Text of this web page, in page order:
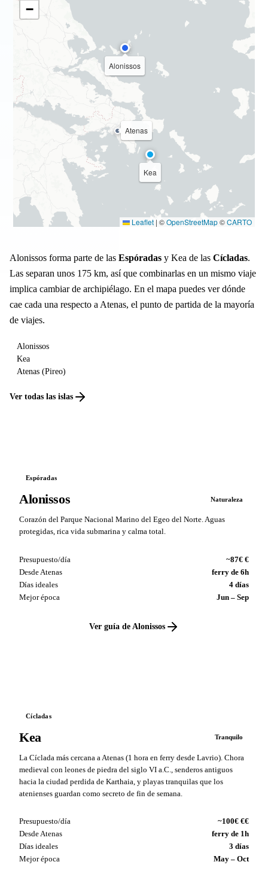
Alonissos
Kea
Atenas
−
Leaflet | ©OpenStreetMap©CARTO
Alonissos forma parte de las Espóradas y Kea de las Cícladas.
Las separan unos 175 km, así que combinarlas en un mismo viaje
implica cambiar de archipiélago. En el mapa puedes ver dónde
cae cada una respecto a Atenas, el punto de partida de la mayoría
de viajes.
Alonissos
Kea
Atenas (Pireo)
Ver todas las islas
Espóradas
Alonissos Naturaleza
Corazón del Parque Nacional Marino del Egeo del Norte. Aguas
protegidas, rica vida submarina y calma total.
Presupuesto/día
~87€ €
Desde Atenas
ferry de 6h
Días ideales
4 días
Mejor época
Jun – Sep
Ver guía de Alonissos
Cícladas
Kea Tranquilo
La Cíclada más cercana a Atenas (1 hora en ferry desde Lavrio). Chora
medieval con leones de piedra del siglo VI a.C., senderos antiguos
hacia la ciudad perdida de Karthaia, y playas tranquilas que los
atenienses guardan como secreto de fin de semana.
Presupuesto/día
~100€ €€
Desde Atenas
ferry de 1h
Días ideales
3 días
Mejor época
May – Oct